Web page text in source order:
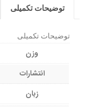
توضیحات تکمیلی
توضیحات تکمیلی
وزن
انتشارات
زبان